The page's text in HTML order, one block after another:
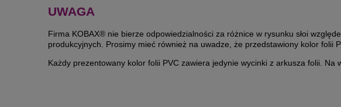
UWAGA
Firma KOBAX® nie bierze odpowiedzialności za różnice w rysunku słoi
produkcyjnych. Prosimy mieć również na uwadze, że przedstawiony kolor folii
Każdy prezentowany kolor folii PVC zawiera jedynie wycinki z arkusza folii.